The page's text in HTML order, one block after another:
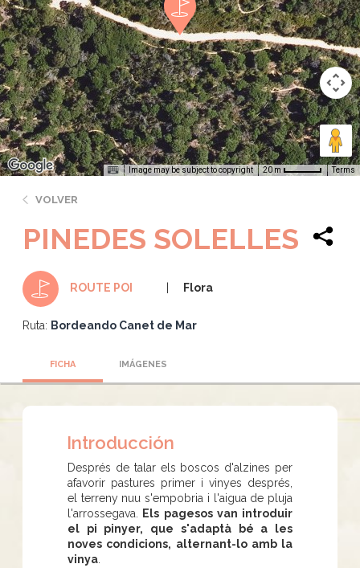
Image may be subject to copyright 20 m Terms
VOLVER
PINEDES SOLELLES
ROUTE POI Flora
Ruta: Bordeando Canet de Mar
FICHA IMÁGENES
Introducción
Després de talar els boscos d'alzines per
afavorir pastures primer i vinyes després,
el terreny nuu s'empobria i l'aigua de pluja
l'arrossegava.
Els pagesos van introduir
el pi pinyer, que s'adaptà bé a les
noves condicions, alternant-lo amb la
vinya